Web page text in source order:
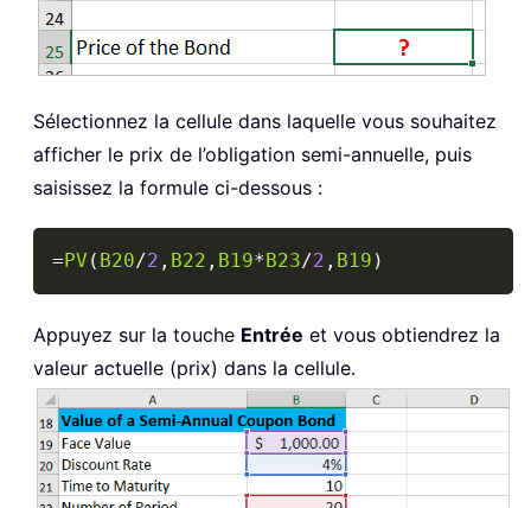
Sélectionnez la cellule dans laquelle vous souhaitez
afficher le prix de l’obligation semi-annuelle, puis
saisissez la formule ci-dessous :
=PV ( B20/2 , B22 , B19*B23/2 , B19 )
Appuyez sur la touche Entrée et vous obtiendrez la
valeur actuelle (prix) dans la cellule.